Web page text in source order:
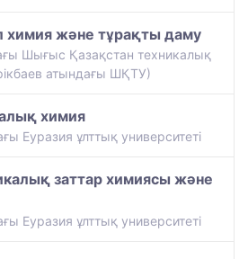
және тұрақты даму
Шығыс Қазақстан техникалық
атындағы ШҚТУ)
химия
Еуразия ұлттық университеті
заттар химиясы және
Еуразия ұлттық университеті